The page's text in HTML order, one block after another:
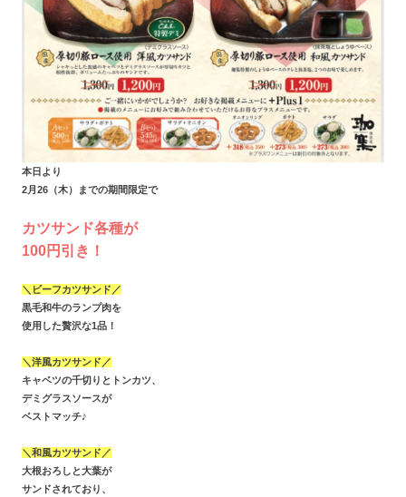
本日より
2月26（木）までの期間限定で
カツサンド各種が
100円引き！
＼ビーフカツサンド／
黒毛和牛のランプ肉を
使用した贅沢な1品！
＼洋風カツサンド／
キャベツの千切りとトンカツ、
デミグラスソースが
ベストマッチ♪
＼和風カツサンド／
大根おろしと大葉が
サンドされており、